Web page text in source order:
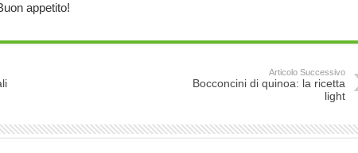
appetito!
Articolo Successivo
Bocconcini di quinoa: la ricetta
light